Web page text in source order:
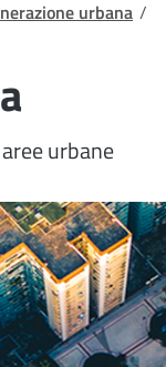
urbana /
urbane